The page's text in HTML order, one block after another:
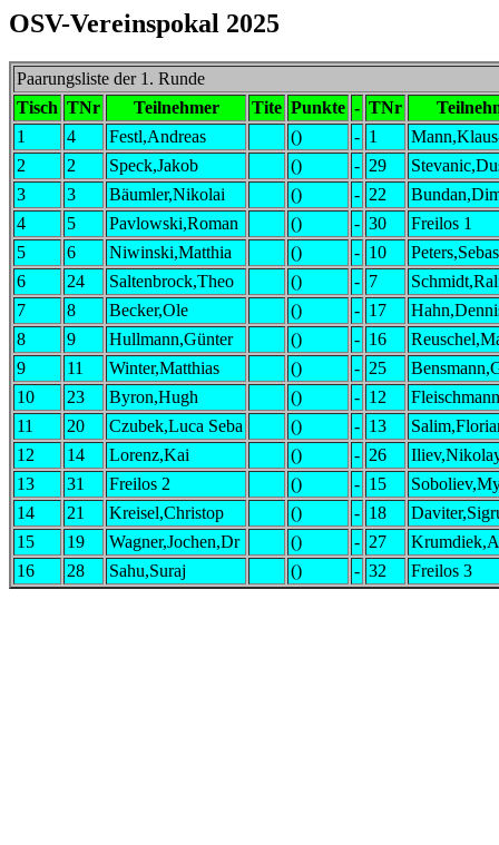
OSV-Vereinspokal 2025
Paarungsliste der 1. Runde
Tisch TNr Teilnehmer Tite Punkte - TNr
1
4 Festl,Andreas () - 1
2
2 Speck,Jakob () - 29
3
3 Bäumler,Nikolai () - 22
4
5 Pavlowski,Roman () - 30
Freilos 1
5
6 Niwinski,Matthia () - 10
6
24 Saltenbrock,Theo () - 7
7
8 Becker,Ole () - 17
8
9 Hullmann,Günter () - 16
9
11 Winter,Matthias () - 25
10
23 Byron,Hugh () - 12
11
20 Czubek,Luca Seba () - 13
12
14 Lorenz,Kai () - 26
13
31 Freilos 2 () - 15
14
21 Kreisel,Christop () - 18
15
19 Wagner,Jochen,Dr () - 27
16
28 Sahu,Suraj () - 32 Freilos 3